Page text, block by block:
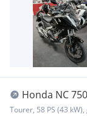
Honda NC
Tourer, 58 PS (43